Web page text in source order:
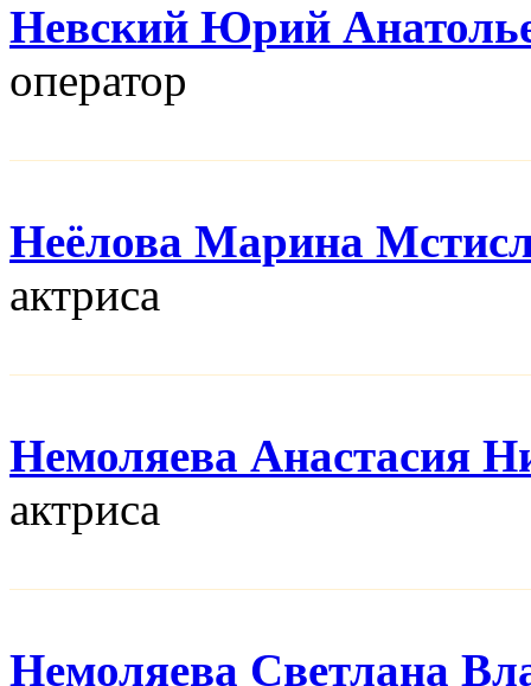
Невский Юрий
оператор
Неёлова Марина
актриса
Немоляева Анастасия
актриса
Немоляева Светлана